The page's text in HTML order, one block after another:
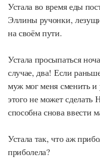
Устала во время еды
Эллины ручонки,
на своём пути.
Устала просыпаться
случае, два! Если
муж мог меня сменить
этого не может
способна снова ввести
Устала так, что аж
приболела?